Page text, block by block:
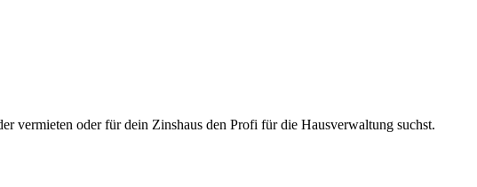
vermieten oder für dein Zinshaus den Profi für die Hausverwaltung suchst.